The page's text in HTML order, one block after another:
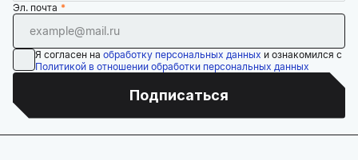
Эл. почта
Я согласен на обработку персональных данных и ознакомился с
Политикой в отношении обработки персональных данных
Подписаться